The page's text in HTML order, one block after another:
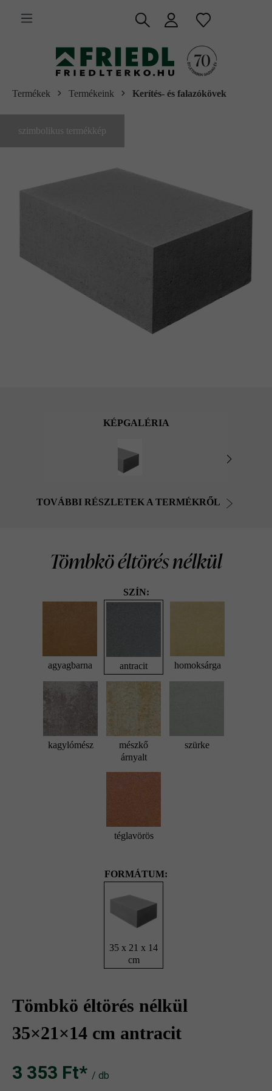
tartalomra
Termékek Termékeink Kerítés- és falazókövek
szimbolikus termékkép
KÉPGALÉRIA
TOVÁBBI RÉSZLETEK A TERMÉKRŐL
Tömbkö éltörés nélkül
SZÍN:
agyagbarna antracit homoksárga
kagylómész
mészkő
árnyalt
szürke
téglavörös
FORMÁTUM:
35 x 21 x 14
cm
Tömbkö éltörés nélkül
35×21×14 cm antracit
3 353 Ft‎‎‎* / db